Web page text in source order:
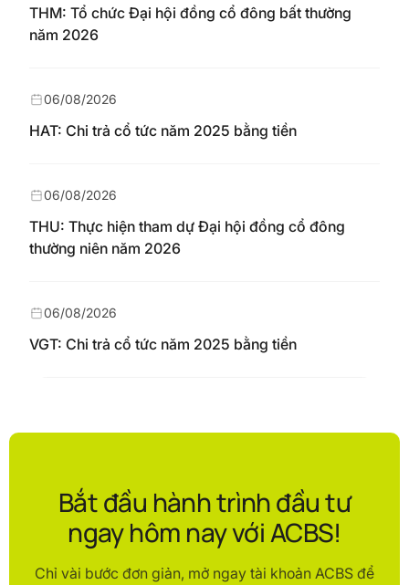
THM: Tổ chức Đại hội đồng cổ đông bất thường
năm 2026
HAT: Chi trả cổ tức năm 2025 bằng tiền
06/08/2026
THU: Thực hiện tham dự Đại hội đồng cổ đông
thường niên năm 2026
06/08/2026
VGT: Chi trả cổ tức năm 2025 bằng tiền
06/08/2026
Bắt đầu hành trình đầu tư
ngay hôm nay với ACBS!
Chỉ vài bước đơn giản, mở ngay tài khoản ACBS để